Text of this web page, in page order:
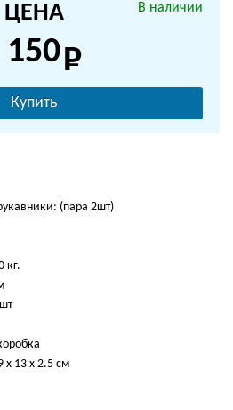
В наличии
ЦЕНА
150
Купить
(пара 2шт)
кг.
х 13 х 2.5 см